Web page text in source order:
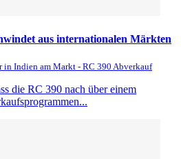
aus internationalen Märkten
in Indien am Markt - RC 390 Abverkauf
die RC 390 nach über einem